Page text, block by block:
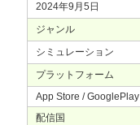
2024年9月5日
ジャンル
シミュレーション
プラットフォーム
App Store / GooglePlay
配信国